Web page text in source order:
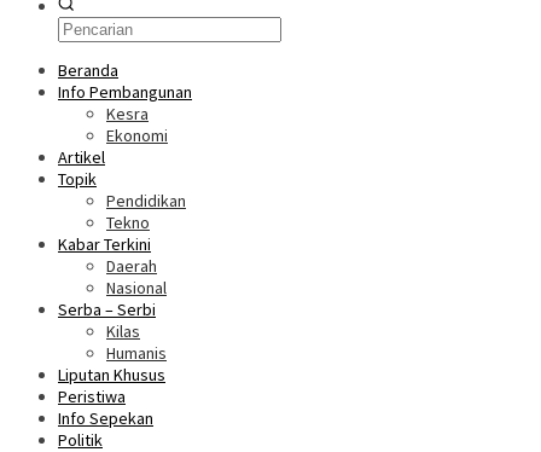
Beranda
Info Pembangunan
Kesra
Ekonomi
Artikel
Topik
Pendidikan
Tekno
Kabar Terkini
Daerah
Nasional
Serba – Serbi
Kilas
Humanis
Liputan Khusus
Peristiwa
Info Sepekan
Politik